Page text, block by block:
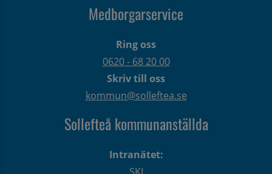
Medborgarservice
Ring oss
0620 - 68 20 00
Skriv till oss
kommun@solleftea.se
Sollefteå kommunanställda
Intranätet: